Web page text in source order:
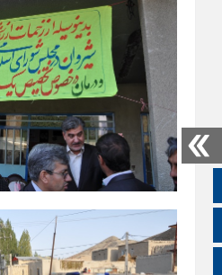
صفحه نخست
تالار گفتمان
اپلیکیشن سایت